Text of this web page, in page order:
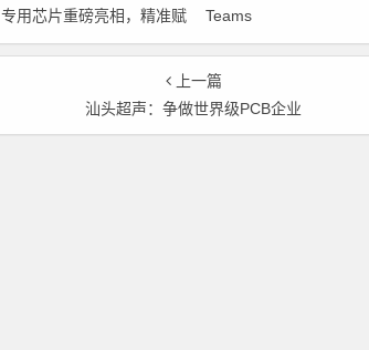
专用芯片重磅亮相，精准赋
能伺服驱动与关节控制
Teams
上一篇
汕头超声：争做世界级PCB企业